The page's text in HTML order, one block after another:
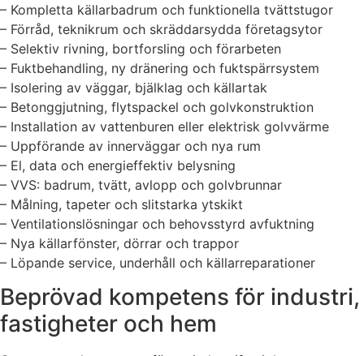
– Kompletta källarbadrum och funktionella tvättstugor
– Förråd, teknikrum och skräddarsydda företagsytor
– Selektiv rivning, bortforsling och förarbeten
– Fuktbehandling, ny dränering och fuktspärrsystem
– Isolering av väggar, bjälklag och källartak
– Betonggjutning, flytspackel och golvkonstruktion
– Installation av vattenburen eller elektrisk golvvärme
– Uppförande av innerväggar och nya rum
– El, data och energieffektiv belysning
– VVS: badrum, tvätt, avlopp och golvbrunnar
– Målning, tapeter och slitstarka ytskikt
– Ventilationslösningar och behovsstyrd avfuktning
– Nya källarfönster, dörrar och trappor
– Löpande service, underhåll och källarreparationer
Beprövad kompetens för industri,
fastigheter och hem